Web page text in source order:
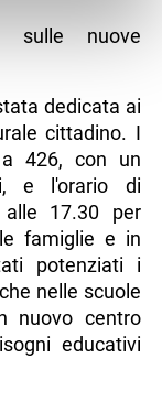
sulle nuove
dedicata ai
cittadino. I
426, con un
e l'orario di
17.30 per
famiglie e in
potenziati i
nelle scuole
nuovo centro
educativi